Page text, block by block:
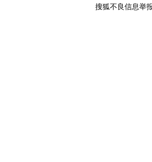
搜狐不良信息举